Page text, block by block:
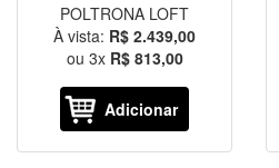
POLTRONA LOFT
À vista: R$ 2.439,00
ou 3x R$ 813,00
Adicionar